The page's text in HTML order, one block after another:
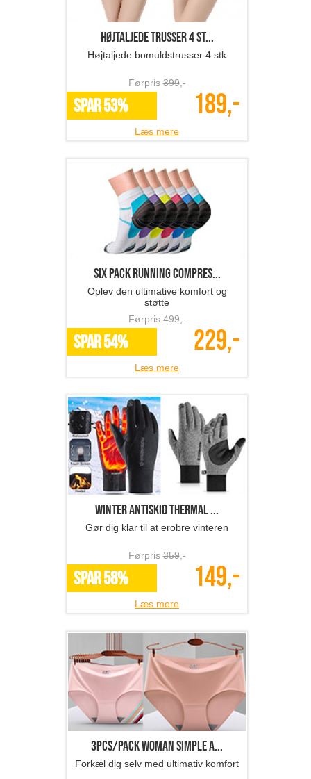
Højtaljede trusser 4 st...
Højtaljede bomuldstrusser 4 stk
Førpris399,-
SPAR 53% 189,-
Læs mere
Six Pack Running Compres...
Oplev den ultimative komfort og
støtte
Førpris499,-
SPAR 54% 229,-
Læs mere
Winter Antiskid Thermal ...
Gør dig klar til at erobre vinteren
Førpris359,-
SPAR 58% 149,-
Læs mere
3pcs/Pack Woman simple a...
Forkæl dig selv med ultimativ komfort